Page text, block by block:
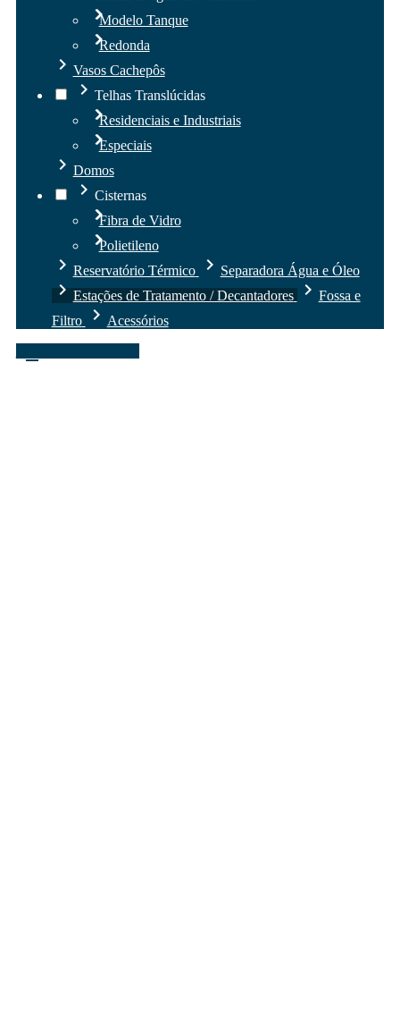
chevron_right
chevron_right
Modelo Tanque
chevron_right
chevron_right
Redonda
chevron_right Vasos Cachepôs
chevron_right Telhas Translúcidas
chevron_right
chevron_right
Residenciais e Industriais
chevron_right
chevron_right
Especiais
chevron_right Domos
chevron_right Cisternas
chevron_right
chevron_right
Fibra de Vidro
chevron_right
chevron_right
Polietileno
chevron_right Reservatório Térmico chevron_right Separadora Água e Óleo
chevron_rightEstações de Tratamento / Decantadores chevron_right Fossa e
Filtro
chevron_right Acessórios
file_download